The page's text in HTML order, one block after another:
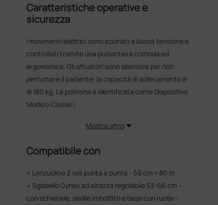
Caratteristiche operative e
sicurezza
I movimenti elettrici sono azionati a bassa tensione e
controllati tramite una pulsantiera comoda ed
ergonomica. Gli attuatori sono silenziosi per non
perturbare il paziente; la capacità di sollevamento è
di 180 kg. La poltrona è identificata come Dispositivo
Medico Classe I.
Mostra altro
Compatibile con
• Lenzuolino 2 veli punta a punta - 59 cm × 80 m
• Sgabello Gynex ad altezza regolabile 53-66 cm -
con schienale, sedile imbottito e base con ruote -